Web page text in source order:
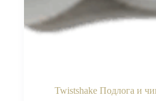
Twistshake Подлога и